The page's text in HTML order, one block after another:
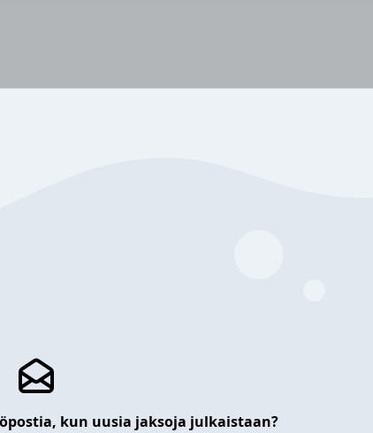
kun uusia jaksoja julkaistaan?